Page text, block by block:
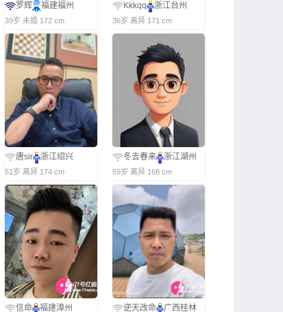
罗辉 福建福州
39岁 未婚 172 cm
Kkkqq 浙江台州
36岁 离异 171 cm
唐sir 浙江绍兴
51岁 离异 174 cm
冬去春来 浙江湖州
59岁 离异 168 cm
信命 福建漳州 逆天改命 广西桂林